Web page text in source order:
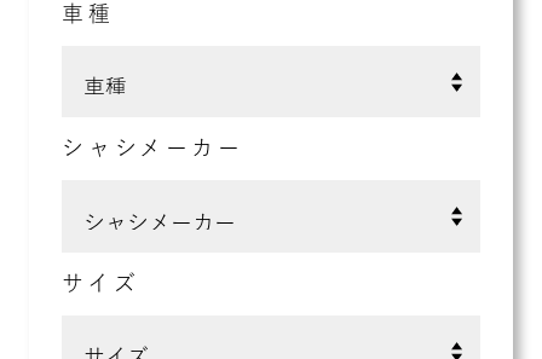
車種
シャシメーカー
サイズ